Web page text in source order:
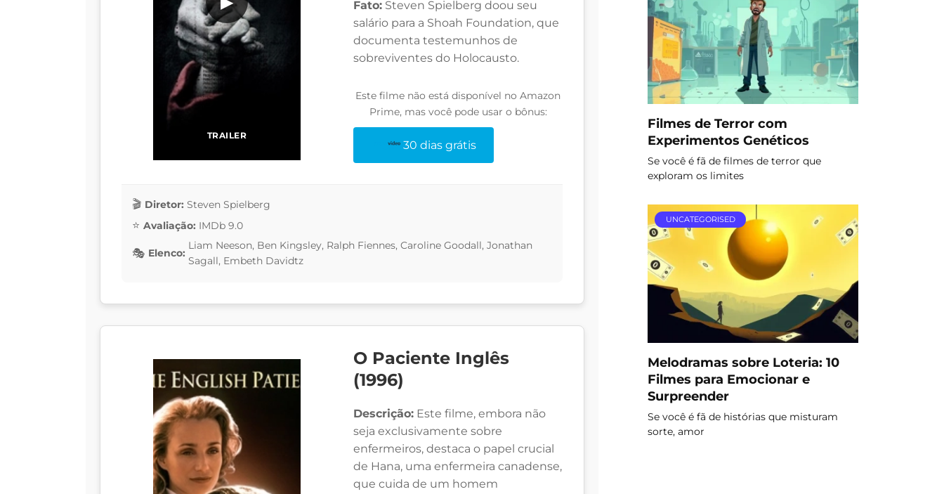
TRAILER
Fato: Steven Spielberg doou seu
salário para a Shoah Foundation, que
documenta testemunhos de
sobreviventes do Holocausto.
Este filme não está disponível no Amazon
Prime, mas você pode usar o bônus:
30 dias grátis
Diretor: Steven Spielberg
Avaliação: IMDb 9.0
Elenco:
Liam Neeson, Ben Kingsley, Ralph Fiennes, Caroline Goodall, Jonathan
Sagall, Embeth Davidtz
O Paciente Inglês
(1996)
Descrição: Este filme, embora não
seja exclusivamente sobre
enfermeiros, destaca o papel crucial
de Hana, uma enfermeira canadense,
que cuida de um homem
Filmes de Terror com
Experimentos Genéticos
Se você é fã de filmes de terror que
exploram os limites
UNCATEGORISED
Melodramas sobre Loteria: 10
Filmes para Emocionar e
Surpreender
Se você é fã de histórias que misturam
sorte, amor